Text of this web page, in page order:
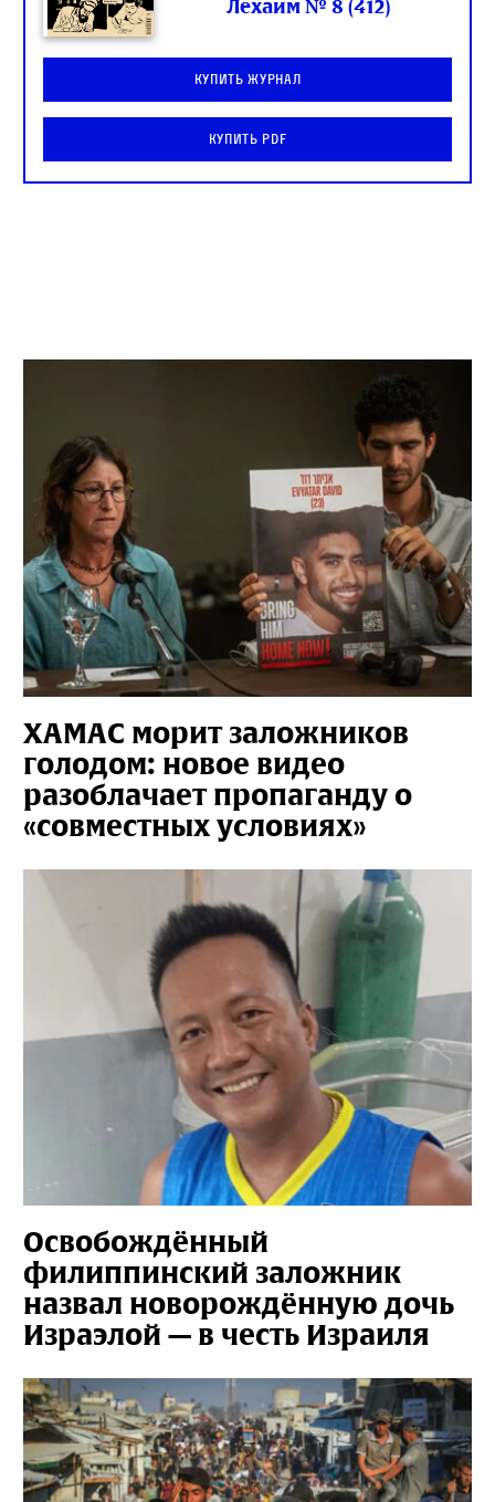
Лехаим № 8 (412)
Купить журнал
Купить PDF
ХАМАС морит заложников
голодом: новое видео
разоблачает пропаганду о
«совместных условиях»
Освобождённый
филиппинский заложник
назвал новорождённую дочь
Израэлой — в честь Израиля